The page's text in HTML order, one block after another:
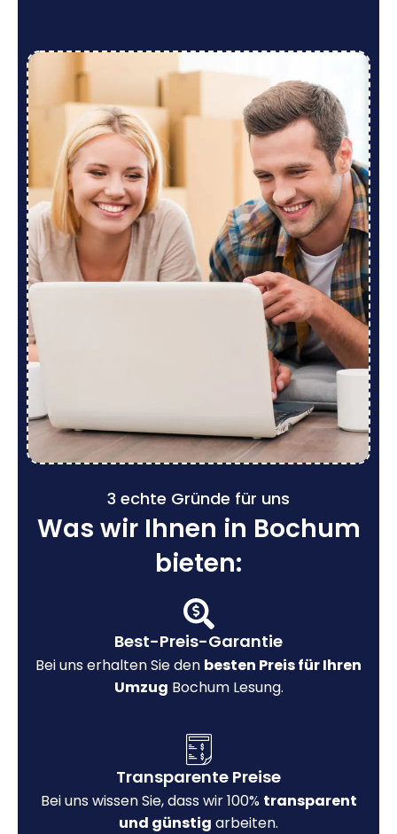
3 echte Gründe für uns
Was wir Ihnen in Bochum
bieten:
Best-Preis-Garantie
Bei uns erhalten Sie den besten Preis für Ihren
Umzug Bochum Lesung.
Transparente Preise
Bei uns wissen Sie, dass wir 100% transparent
und günstig arbeiten.